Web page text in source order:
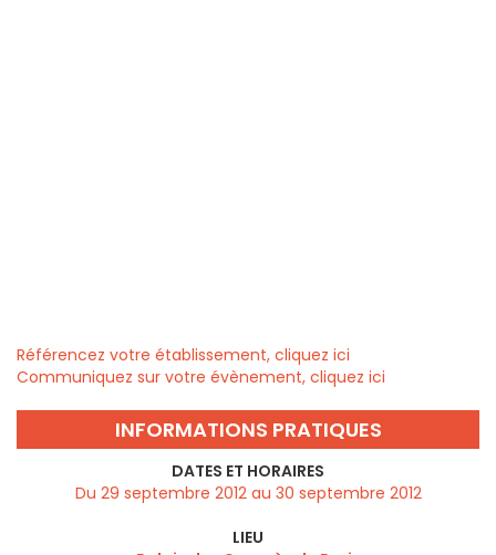
Référencez votre établissement, cliquez ici
Communiquez sur votre évènement, cliquez ici
INFORMATIONS PRATIQUES
DATES ET HORAIRES
Du 29 septembre 2012 au 30 septembre 2012
LIEU